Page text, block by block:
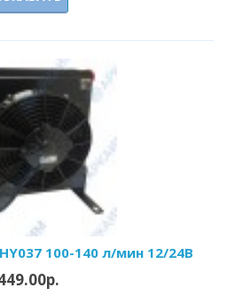
100-140 л/мин 12/24В